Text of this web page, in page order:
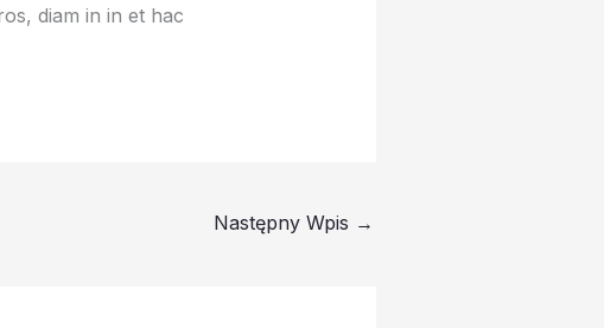
diam in in et hac
Następny Wpis →